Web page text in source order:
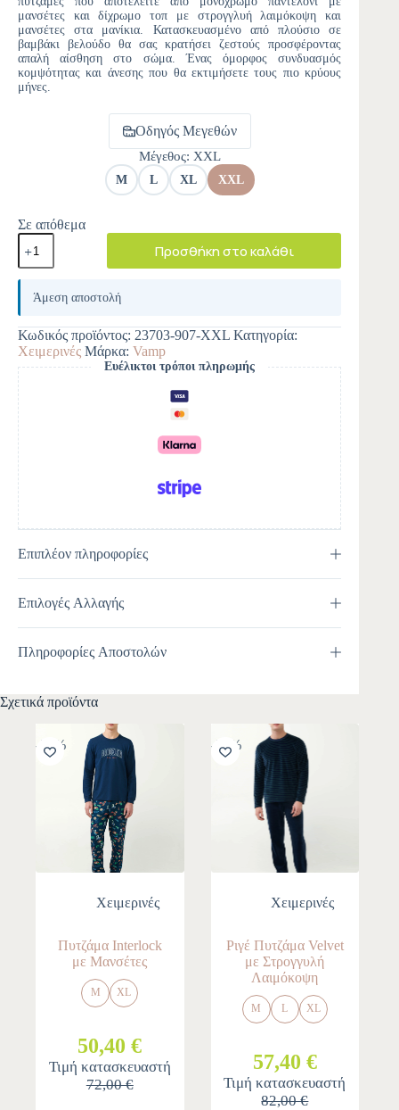
μανσέτες και δίχρωμο τοπ με στρογγλυή λαιμόκοψη και
μανσέτες στα μανίκια. Κατασκευασμένο από πλούσιο σε
βαμβάκι βελούδο θα σας κρατήσει ζεστούς προσφέροντας
απαλή αίσθηση στο σώμα. Ένας όμορφος συνδυασμός
κομψότητας και άνεσης που θα εκτιμήσετε τους πιο κρύους
μήνες.
Οδηγός Μεγεθών
Μέγεθος: XXL
M L XL XXL
Σε απόθεμα
Προσθήκη στο καλάθι
A
e
r
n
a
t
i
v
e
:
Άμεση αποστολή
Κωδικός προϊόντος: 23703-907-XXL Κατηγορία:
Χειμερινές Μάρκα: Vamp
Ευέλικτοι τρόποι πληρωμής
Επιπλέον πληροφορίες
Επιλογές Αλλαγής
Πληροφορίες Αποστολών
Σχετικά προϊόντα
-30%
Χειμερινές
Πυτζάμα Interlock
με Μανσέτες
M XL
50,40 €
Τιμή κατασκευαστή
72,00 €
-30%
Χειμερινές
Ριγέ Πυτζάμα Velvet
με Στρογγυλή
Λαιμόκοψη
M L XL
57,40 €
Τιμή κατασκευαστή
82,00 €